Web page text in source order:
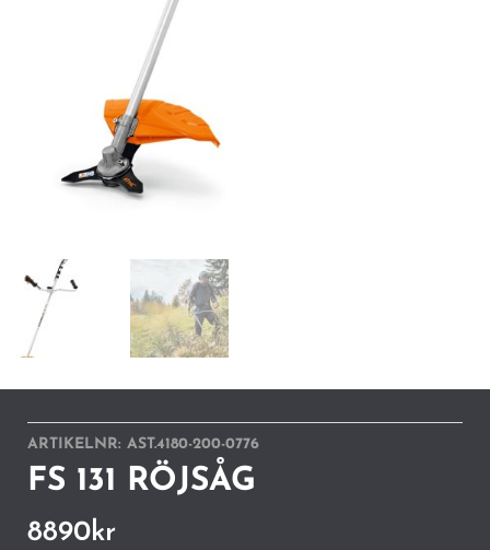
ARTIKELNR: AST.4180-200-0776
FS 131 RÖJSÅG
8890kr